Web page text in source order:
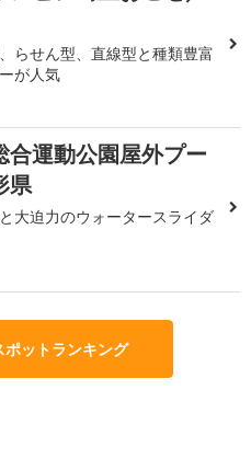
らせん型、直線型と種類豊富
が人気
合運動公園屋外プー
県
大迫力のウォータースライダ
ットランキング